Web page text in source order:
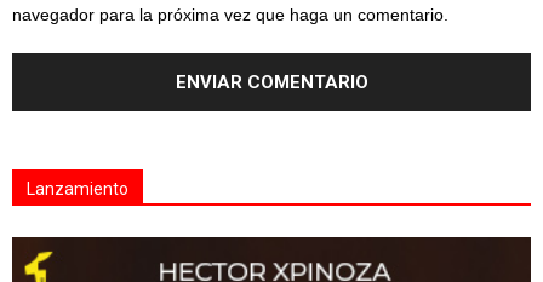
navegador para la próxima vez que haga un comentario.
Lanzamiento